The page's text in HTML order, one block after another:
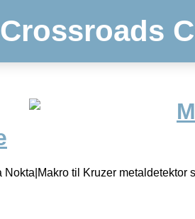
Crossroads
til Kruzer metaldetektor